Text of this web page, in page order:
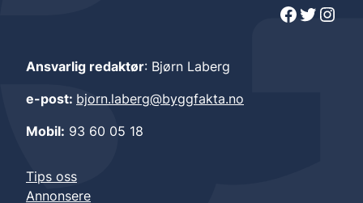
Facebook Twitter Instagram
Ansvarlig redaktør: Bjørn Laberg
e-post: bjorn.laberg@byggfakta.no
Mobil: 93 60 05 18
Tips oss
Annonsere